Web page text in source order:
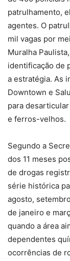
patrulhamento,
agentes. O
mil vagas por
Muralha
identificação de
a estratégia. As
Downtown e
para
e ferros-velhos.
Segundo a
dos 11 meses
de drogas
série histórica
agosto,
de janeiro e
quando a área
dependentes
ocorrências de